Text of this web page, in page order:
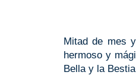
Mitad de mes
hermoso y
Bella y la